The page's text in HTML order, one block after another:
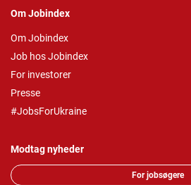
Om Jobindex
Om Jobindex
Job hos Jobindex
For investorer
Presse
#JobsForUkraine
Modtag nyheder
For jobsøgere